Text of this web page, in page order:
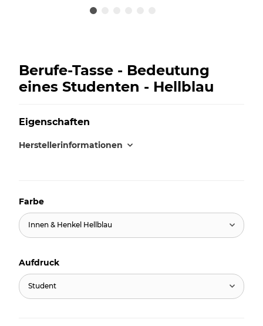
Berufe-Tasse - Bedeutung
eines Studenten - Hellblau
Eigenschaften
Herstellerinformationen
Farbe
Innen & Henkel Hellblau
Aufdruck
Student